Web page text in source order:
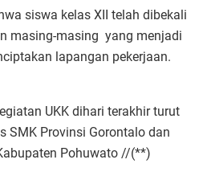
siswa kelas XII telah dibekali
masing-masing yang menjadi
lapangan pekerjaan.
UKK dihari terakhir turut
SMK Provinsi Gorontalo dan
Pohuwato //(**)